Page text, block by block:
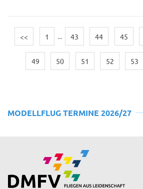
<< 1 ... 43 44 45
49 50 51 52 53
MODELLFLUG TERMINE 2026/27